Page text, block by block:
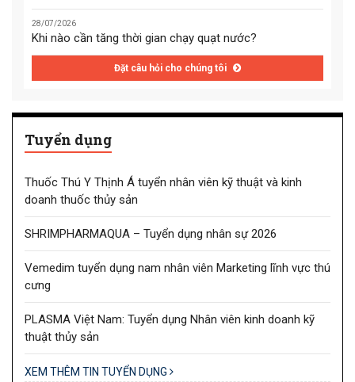
28/07/2026
Khi nào cần tăng thời gian chạy quạt nước?
Đặt câu hỏi cho chúng tôi
Tuyển dụng
Thuốc Thú Y Thịnh Á tuyển nhân viên kỹ thuật và kinh
doanh thuốc thủy sản
SHRIMPHARMAQUA – Tuyển dụng nhân sự 2026
Vemedim tuyển dụng nam nhân viên Marketing lĩnh vực thú
cưng
PLASMA Việt Nam: Tuyển dụng Nhân viên kinh doanh kỹ
thuật thủy sản
XEM THÊM TIN TUYỂN DỤNG